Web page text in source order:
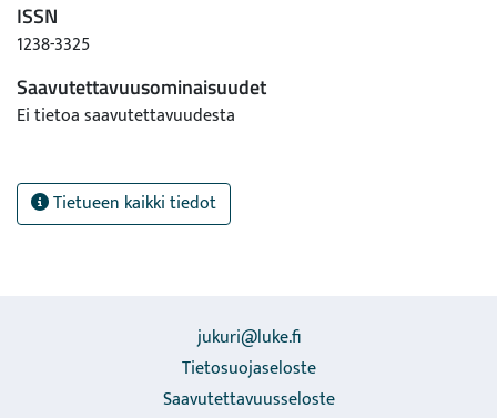
ISSN
1238-3325
Saavutettavuusominaisuudet
Ei tietoa saavutettavuudesta
Tietueen kaikki tiedot
jukuri@luke.fi
Tietosuojaseloste
Saavutettavuusseloste